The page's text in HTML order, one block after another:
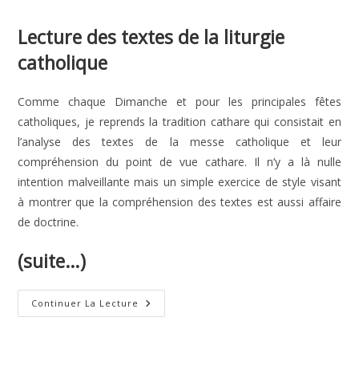
Lecture des textes de la liturgie
catholique
Comme chaque Dimanche et pour les principales fêtes
catholiques, je reprends la tradition cathare qui consistait en
l’analyse des textes de la messe catholique et leur
compréhension du point de vue cathare. Il n’y a là nulle
intention malveillante mais un simple exercice de style visant
à montrer que la compréhension des textes est aussi affaire
de doctrine.
(suite…)
Continuer La Lecture Saint-
Thomas,